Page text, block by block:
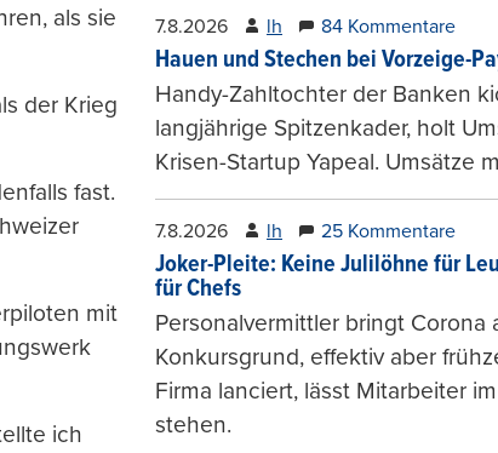
als sie
der Krieg
fast.
mit
ich
7.8.2026 lh 84 Kommentare
Hauen und Stechen bei Vorzeige-
Handy-Zahltochter der Banken
langjährige Spitzenkader, holt
Krisen-Startup Yapeal. Umsätze
7.8.2026 lh 25 Kommentare
Joker-Pleite: Keine Julilöhne für
für Chefs
Personalvermittler bringt Corona
Konkursgrund, effektiv aber
Firma lanciert, lässt Mitarbeiter
stehen.